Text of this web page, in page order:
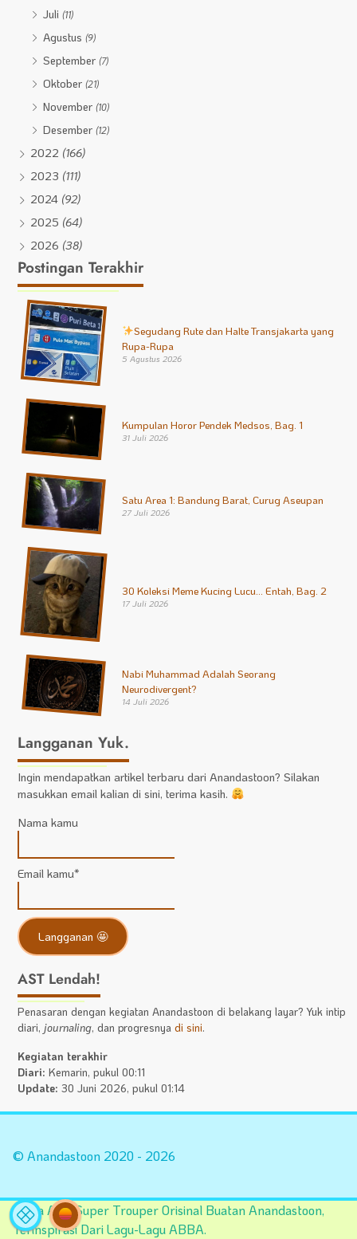
Juli(11)
Agustus(9)
September(7)
Oktober(21)
November(10)
Desember(12)
2022 (166)
2023 (111)
2024 (92)
2025 (64)
2026 (38)
Postingan Terakhir
Segudang Rute dan Halte Transjakarta yang
Rupa-Rupa
5 Agustus 2026
Kumpulan Horor Pendek Medsos, Bag. 1
31 Juli 2026
Satu Area 1: Bandung Barat, Curug Aseupan
27 Juli 2026
30 Koleksi Meme Kucing Lucu… Entah, Bag. 2
17 Juli 2026
Nabi Muhammad Adalah Seorang
Neurodivergent?
14 Juli 2026
Langganan Yuk.
Ingin mendapatkan artikel terbaru dari Anandastoon? Silakan
masukkan email kalian di sini, terima kasih.
Nama kamu
Email kamu*
AST Lendah!
Penasaran dengan kegiatan Anandastoon di belakang layar? Yuk intip
diari, journaling, dan progresnyadi sini.
Kegiatan terakhir
Diari:Kemarin, pukul 00:11
Update:30 Juni 2026, pukul 01:14
Statistik
© Anandastoon 2020 - 2026
Tema AST Super Trouper Orisinal Buatan Anandastoon,
Terinspirasi Dari Lagu-Lagu ABBA.